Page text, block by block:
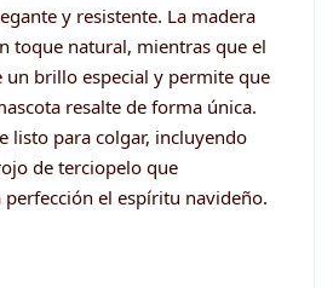
y resistente. La madera
toque natural, mientras que el
un brillo especial y permite que
resalte de forma única.
listo para colgar, incluyendo
de terciopelo que
el espíritu navideño.